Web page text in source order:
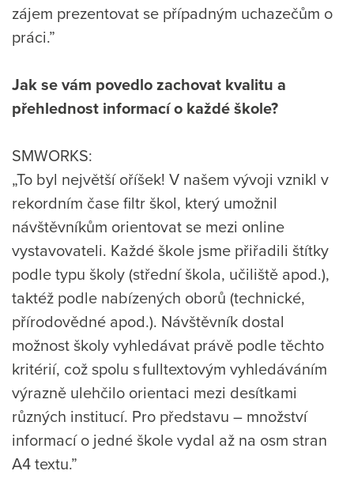
zájem prezentovat se případným uchazečům o
práci.”
Jak se vám povedlo zachovat kvalitu a
přehlednost informací o každé škole?
SMWORKS:
„To byl největší oříšek! V našem vývoji vznikl v
rekordním čase filtr škol, který umožnil
návštěvníkům orientovat se mezi online
vystavovateli. Každé škole jsme přiřadili štítky
podle typu školy (střední škola, učiliště apod.),
taktéž podle nabízených oborů (technické,
přírodovědné apod.). Návštěvník dostal
možnost školy vyhledávat právě podle těchto
kritérií, což spolu s fulltextovým vyhledáváním
výrazně ulehčilo orientaci mezi desítkami
různých institucí. Pro představu – množství
informací o jedné škole vydal až na osm stran
A4 textu.”